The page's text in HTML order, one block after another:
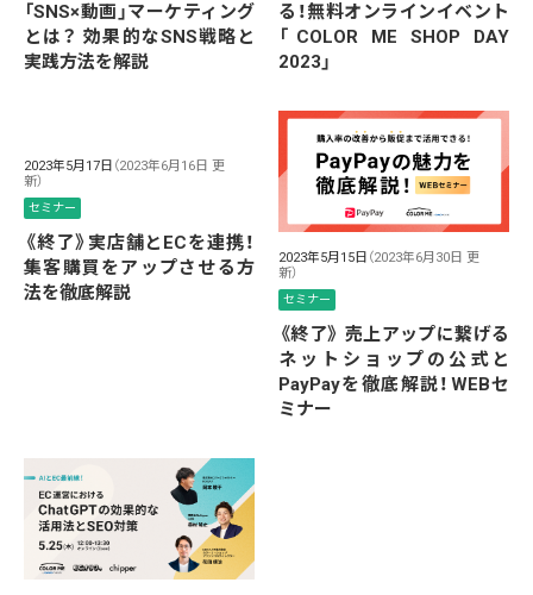
「SNS×動画」マーケティング
とは？ 効果的なSNS戦略と
実践方法を解説
る！無料オンラインイベント
「COLOR ME SHOP DAY
2023」
2023年5月17日 （2023年6月16日 更
新）
セミナー
《終了》実店舗とECを連携！
集客購買をアップさせる方
法を徹底解説
2023年5月15日 （2023年6月30日 更
新）
セミナー
《終了》 売上アップに繋げる
ネットショップの公式と
PayPayを徹底解説！WEBセ
ミナー